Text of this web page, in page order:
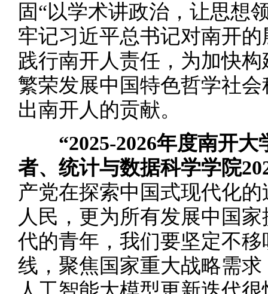
固“以学术讲政治，让思想
牢记习近平总书记对南开
践行南开人责任，为加快
繁荣发展中国特色哲学社
出南开人的贡献。
“2025-2026年度南开
者、统计与数据科学学院
产党在探索中国式现代化
人民，更为所有发展中国
代的青年，我们要坚定不
线，聚焦国家重大战略需